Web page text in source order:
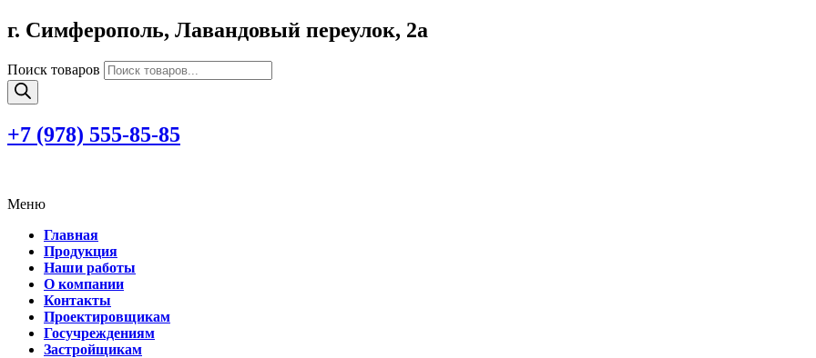
г. Симферополь, Лавандовый переулок, 2а
Поиск товаров
+7 (978) 555-85-85
Меню
Главная
Продукция
Наши работы
О компании
Контакты
Проектировщикам
Госучреждениям
Застройщикам